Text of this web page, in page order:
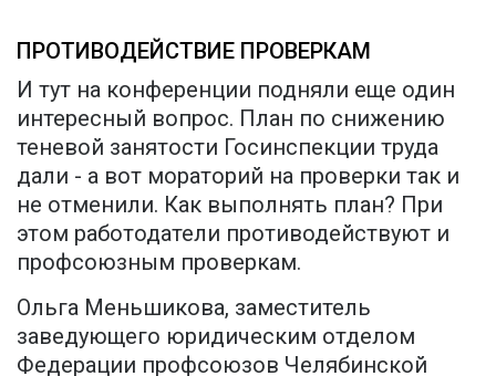
ПРОТИВОДЕЙСТВИЕ ПРОВЕРКАМ
И тут на конференции подняли еще один
интересный вопрос. План по снижению
теневой занятости Госинспекции труда
дали - а вот мораторий на проверки так и
не отменили. Как выполнять план? При
этом работодатели противодействуют и
профсоюзным проверкам.
Ольга Меньшикова, заместитель
заведующего юридическим отделом
Федерации профсоюзов Челябинской